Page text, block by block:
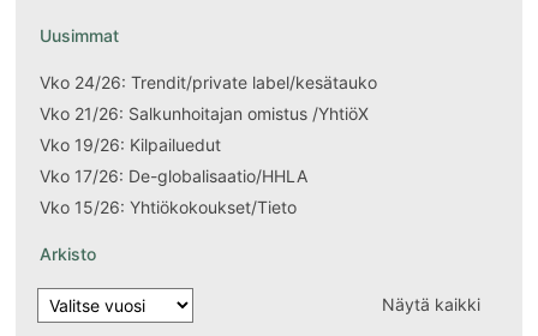
Uusimmat
Vko 24/26: Trendit/private label/kesätauko
Vko 21/26: Salkunhoitajan omistus /YhtiöX
Vko 19/26: Kilpailuedut
Vko 17/26: De-globalisaatio/HHLA
Vko 15/26: Yhtiökokoukset/Tieto
Arkisto
Näytä kaikki